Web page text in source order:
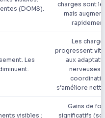
(DOMS).
charges sont
mais
Les
Les
progressent
aux
nerveuses.
s’améliore
visibles :
Gains de
significatifs